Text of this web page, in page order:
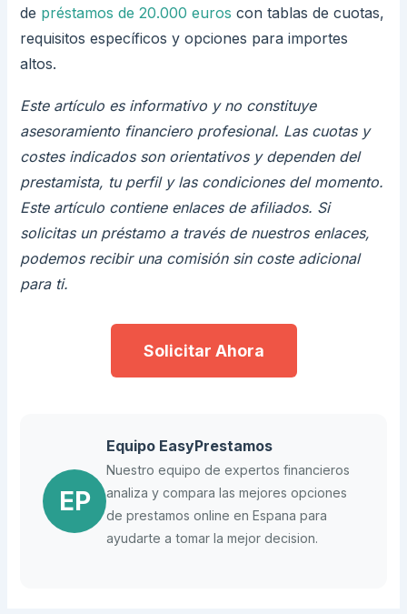
de préstamos de 20.000 euros con tablas de cuotas,
requisitos específicos y opciones para importes
altos.
Este artículo es informativo y no constituye
asesoramiento financiero profesional. Las cuotas y
costes indicados son orientativos y dependen del
prestamista, tu perfil y las condiciones del momento.
Este artículo contiene enlaces de afiliados. Si
solicitas un préstamo a través de nuestros enlaces,
podemos recibir una comisión sin coste adicional
para ti.
Solicitar Ahora
EP
Equipo EasyPrestamos
Nuestro equipo de expertos financieros
analiza y compara las mejores opciones
de prestamos online en Espana para
ayudarte a tomar la mejor decision.